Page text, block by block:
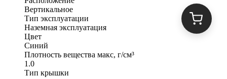
Вертикальное
Тип эксплуатации
Наземная эксплуатация
Цвет
Синий
Плотность вещества макс, г/см³
1.0
Тип крышки